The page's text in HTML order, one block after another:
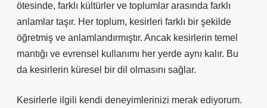
ötesinde, farklı kültürler ve toplumlar arasında farklı
anlamlar taşır. Her toplum, kesirleri farklı bir şekilde
öğretmiş ve anlamlandırmıştır. Ancak kesirlerin temel
mantığı ve evrensel kullanımı her yerde aynı kalır. Bu
da kesirlerin küresel bir dil olmasını sağlar.
Kesirlerle ilgili kendi deneyimlerinizi merak ediyorum.